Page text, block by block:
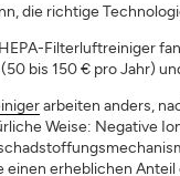
die richtige
Filterluftreiniger
bis 150 € pro Jahr)
arbeiten anders,
Weise: Negative
einen erheblichen